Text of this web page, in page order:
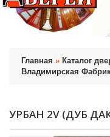
Главная » Каталог
Владимирская
УРБАН 2V (ДУБ